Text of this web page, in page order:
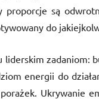
proporcje są
do
liderskim zadaniom:
energii do
Ukrywanie